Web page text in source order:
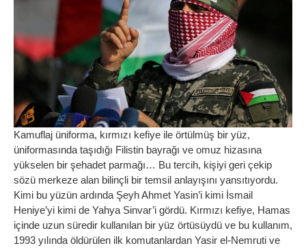
Kamuflaj üniforma, kırmızı kefiye ile örtülmüş bir yüz,
üniformasında taşıdığı Filistin bayrağı ve omuz hizasına
yükselen bir şehadet parmağı… Bu tercih, kişiyi geri çekip
sözü merkeze alan bilinçli bir temsil anlayışını yansıtıyordu.
Kimi bu yüzün ardında Şeyh Ahmet Yasin’i kimi İsmail
Heniye’yi kimi de Yahya Sinvar’i gördü. Kırmızı kefiye, Hamas
içinde uzun süredir kullanılan bir yüz örtüsüydü ve bu kullanım,
1993 yılında öldürülen ilk komutanlardan Yasir el-Nemruti ve